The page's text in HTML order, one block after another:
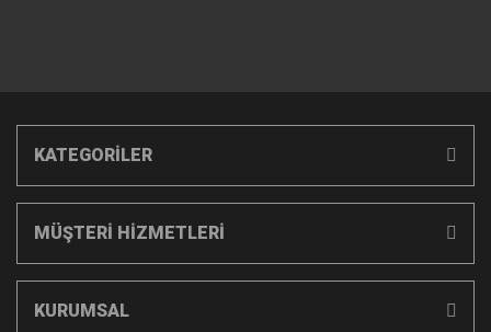
KATEGORİLER
MÜŞTERİ HİZMETLERİ
KURUMSAL